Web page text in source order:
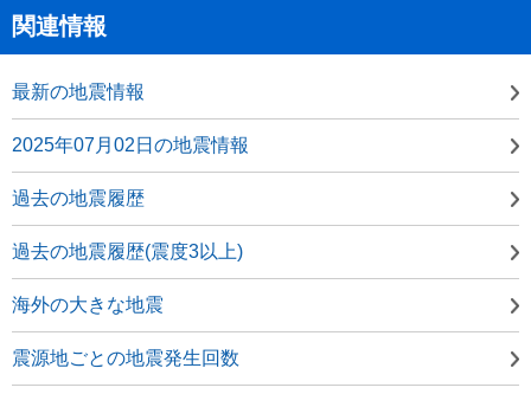
関連情報
最新の地震情報
2025年07月02日の地震情報
過去の地震履歴
過去の地震履歴(震度3以上)
海外の大きな地震
震源地ごとの地震発生回数